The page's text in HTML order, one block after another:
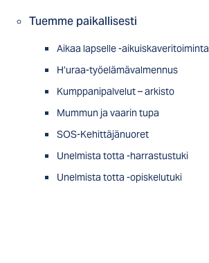
Tuemme paikallisesti
Aikaa lapselle -aikuiskaveritoiminta
H’uraa-työelämävalmennus
Kumppanipalvelut – arkisto
Mummun ja vaarin tupa
SOS-Kehittäjänuoret
Unelmista totta -harrastustuki
Unelmista totta -opiskelutuki